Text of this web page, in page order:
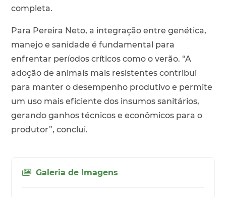
completa.
Para Pereira Neto, a integração entre genética,
manejo e sanidade é fundamental para
enfrentar períodos críticos como o verão. “A
adoção de animais mais resistentes contribui
para manter o desempenho produtivo e permite
um uso mais eficiente dos insumos sanitários,
gerando ganhos técnicos e econômicos para o
produtor”, conclui.
Galeria de Imagens